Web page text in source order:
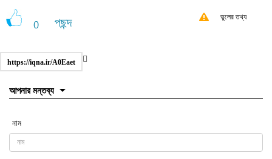
0 পছন্দ ভুলের তথ্য
https://iqna.ir/A0Eaet
আপনার মন্তব্য
নাম